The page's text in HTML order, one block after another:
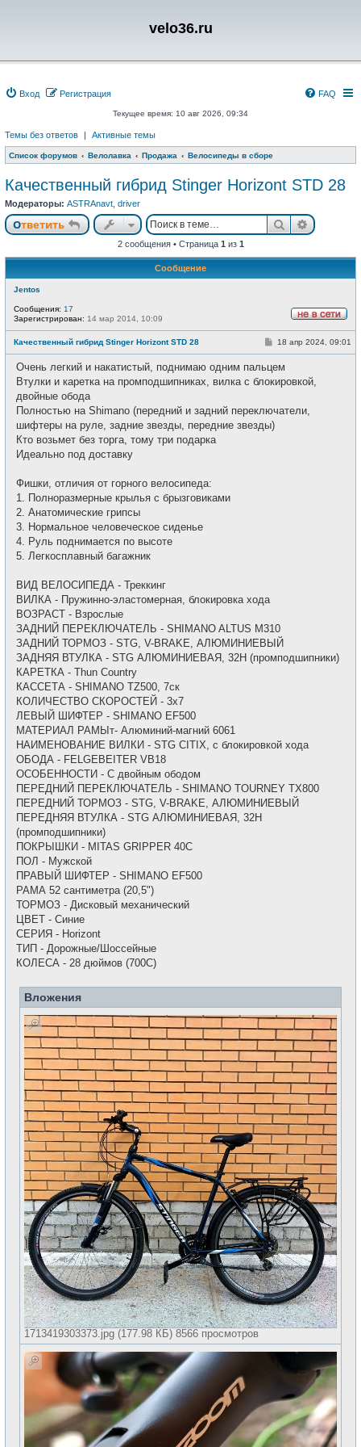
velo36.ru
Вход Регистрация FAQ
Текущее время: 10 авг 2026, 09:34
Темы без ответов | Активные темы
Список форумов Велолавка Продажа Велосипеды в сборе
Качественный гибрид Stinger Horizont STD 28
Модераторы: ASTRAnavt driver
Ответить Поиск
2 сообщения • Страница 1 из 1
Сообщение
Jentos
в
с
Сообщения: 17
Зарегистрирован: 14 мар 2014, 10:09
Качественный гибрид Stinger Horizont STD 28
С
б
щ
и
18 апр 2024, 09:01
Очень легкий и накатистый, поднимаю одним пальцем
Втулки и каретка на промподшипниках, вилка с блокировкой,
двойные обода
Полностью на Shimano (передний и задний переключатели,
шифтеры на руле, задние звезды, передние звезды)
Кто возьмет без торга, тому три подарка
Идеально под доставку
Фишки, отличия от горного велосипеда:
1. Полноразмерные крылья с брызговиками
2. Анатомические грипсы
3. Нормальное человеческое сиденье
4. Руль поднимается по высоте
5. Легкосплавный багажник
ВИД ВЕЛОСИПЕДА - Треккинг
ВИЛКА - Пружинно-эластомерная, блокировка хода
ВОЗРАСТ - Взрослые
ЗАДНИЙ ПЕРЕКЛЮЧАТЕЛЬ - SHIMANO ALTUS M310
ЗАДНИЙ ТОРМОЗ - STG, V-BRAKE, АЛЮМИНИЕВЫЙ
ЗАДНЯЯ ВТУЛКА - STG АЛЮМИНИЕВАЯ, 32H (промподшипники)
КАРЕТКА - Thun Country
КАССЕТА - SHIMANO TZ500, 7ск
КОЛИЧЕСТВО СКОРОСТЕЙ - 3x7
ЛЕВЫЙ ШИФТЕР - SHIMANO EF500
МАТЕРИАЛ РАМЫт- Алюминий-магний 6061
НАИМЕНОВАНИЕ ВИЛКИ - STG CITIX, с блокировкой хода
ОБОДА - FELGEBEITER VB18
ОСОБЕННОСТИ - С двойным ободом
ПЕРЕДНИЙ ПЕРЕКЛЮЧАТЕЛЬ - SHIMANO TOURNEY TX800
ПЕРЕДНИЙ ТОРМОЗ - STG, V-BRAKE, АЛЮМИНИЕВЫЙ
ПЕРЕДНЯЯ ВТУЛКА - STG АЛЮМИНИЕВАЯ, 32H
(промподшипники)
ПОКРЫШКИ - MITAS GRIPPER 40C
ПОЛ - Мужской
ПРАВЫЙ ШИФТЕР - SHIMANO EF500
РАМА 52 сантиметра (20,5")
ТОРМОЗ - Дисковый механический
ЦВЕТ - Синие
СЕРИЯ - Horizont
ТИП - Дорожные/Шоссейные
КОЛЕСА - 28 дюймов (700C)
Вложения
1713419303373.jpg (177.98 КБ) 8566 просмотров